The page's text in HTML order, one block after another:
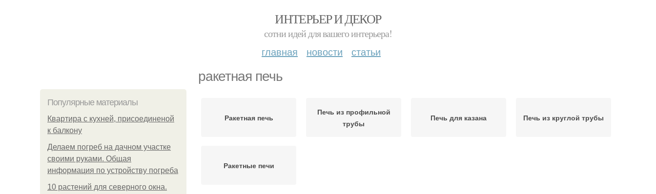
ИНТЕРЬЕР И ДЕКОР
сотни идей для вашего интерьера!
главная новости статьи
ракетная печь
Популярные материалы
Квартира с кухней, присоединеной
к балкону
Делаем погреб на дачном участке
своими руками. Общая
информация по устройству погреба
10 растений для северного окна.
Ракетная печь
Печь из профильной
трубы
Печь для казана Печь из круглой трубы
Ракетные печи